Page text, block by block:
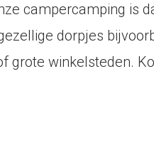
campercamping is
dorpjes
grote winkelsteden.